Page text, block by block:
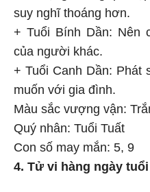
suy nghĩ thoáng hơn.
+ Tuổi Bính Dần: Nên
của người khác.
+ Tuổi Canh Dần: Phát
muốn với gia đình.
Màu sắc vượng vận:
Quý nhân: Tuổi Tuất
Con số may mắn: 5, 9
4. Tử vi hàng ngày